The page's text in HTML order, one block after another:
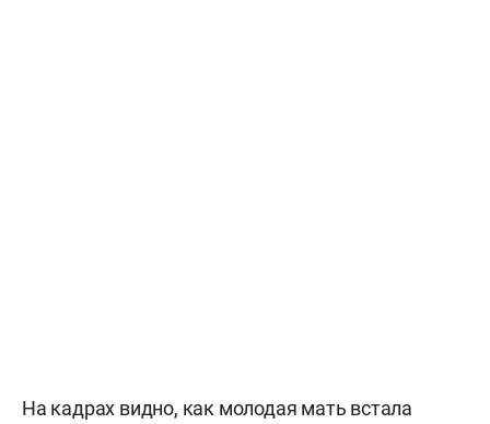
На кадрах видно, как молодая мать встала